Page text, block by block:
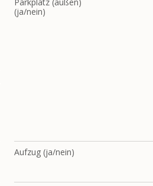
(ja/nein)
Aufzug (ja/nein)